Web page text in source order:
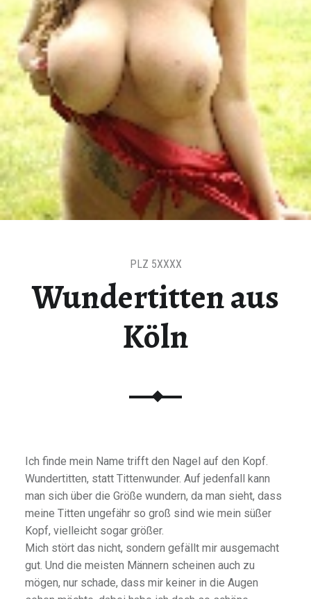
N
D
E
F
Ü
R
D
E
S
C
H
Ö
E
S
E
L
T
F
I
N
D
E
Wundertitten aus
Köln
PLZ 5XXXX
Ich finde mein Name trifft den Nagel auf den Kopf.
Wundertitten, statt Tittenwunder. Auf jedenfall kann
man sich über die Größe wundern, da man sieht, dass
meine Titten ungefähr so groß sind wie mein süßer
Kopf, vielleicht sogar größer.
Mich stört das nicht, sondern gefällt mir ausgemacht
gut. Und die meisten Männern scheinen auch zu
mögen, nur schade, dass mir keiner in die Augen